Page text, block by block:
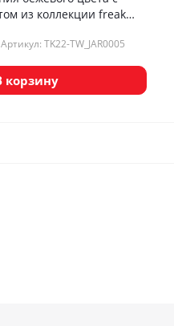
из коллекции freak
Артикул: TK22-TW_JAR0005
корзину